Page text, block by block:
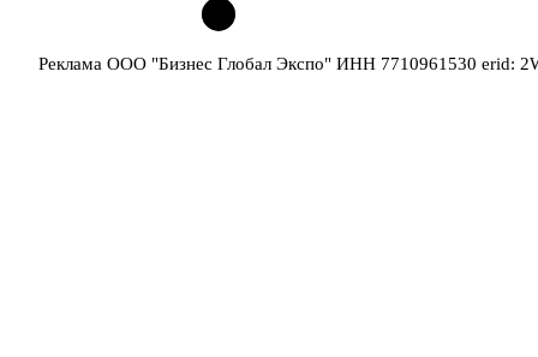
Реклама ООО "Бизнес Глобал Экспо" ИНН 7710961530 erid: